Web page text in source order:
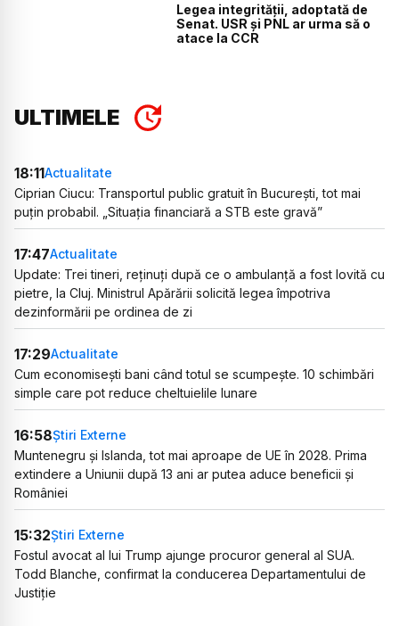
Legea integrității, adoptată de
Senat. USR și PNL ar urma să o
atace la CCR
ULTIMELE
18:11Actualitate
Ciprian Ciucu: Transportul public gratuit în București, tot mai
puțin probabil. „Situația financiară a STB este gravă”
17:47Actualitate
Update: Trei tineri, reținuți după ce o ambulanță a fost lovită cu
pietre, la Cluj. Ministrul Apărării solicită legea împotriva
dezinformării pe ordinea de zi
17:29Actualitate
Cum economisești bani când totul se scumpește. 10 schimbări
simple care pot reduce cheltuielile lunare
16:58Știri Externe
Muntenegru și Islanda, tot mai aproape de UE în 2028. Prima
extindere a Uniunii după 13 ani ar putea aduce beneficii și
României
15:32Știri Externe
Fostul avocat al lui Trump ajunge procuror general al SUA.
Todd Blanche, confirmat la conducerea Departamentului de
Justiție